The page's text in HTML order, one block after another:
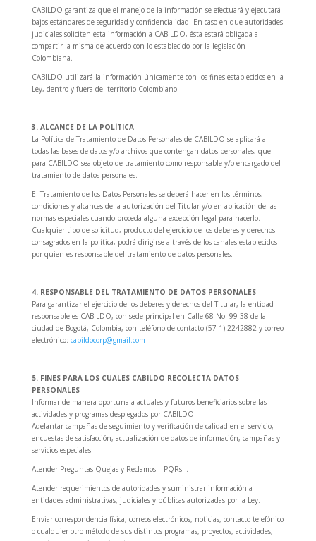
CABILDO garantiza que el manejo de la información se efectuará y ejecutará
bajos estándares de seguridad y confidencialidad. En caso en que autoridades
judiciales soliciten esta información a CABILDO, ésta estará obligada a
compartir la misma de acuerdo con lo establecido por la legislación
Colombiana.
CABILDO utilizará la información únicamente con los fines establecidos en la
Ley, dentro y fuera del territorio Colombiano.
3. ALCANCE DE LA POLÍTICA
La Política de Tratamiento de Datos Personales de CABILDO se aplicará a
todas las bases de datos y/o archivos que contengan datos personales, que
para CABILDO sea objeto de tratamiento como responsable y/o encargado del
tratamiento de datos personales.
El Tratamiento de los Datos Personales se deberá hacer en los términos,
condiciones y alcances de la autorización del Titular y/o en aplicación de las
normas especiales cuando proceda alguna excepción legal para hacerlo.
Cualquier tipo de solicitud, producto del ejercicio de los deberes y derechos
consagrados en la política, podrá dirigirse a través de los canales establecidos
por quien es responsable del tratamiento de datos personales.
4. RESPONSABLE DEL TRATAMIENTO DE DATOS PERSONALES
Para garantizar el ejercicio de los deberes y derechos del Titular, la entidad
responsable es CABILDO, con sede principal en Calle 68 No. 99-38 de la
ciudad de Bogotá, Colombia, con teléfono de contacto (57-1) 2242882 y correo
electrónico: cabildocorp@gmail.com
5. FINES PARA LOS CUALES CABILDO RECOLECTA DATOS
PERSONALES
Informar de manera oportuna a actuales y futuros beneficiarios sobre las
actividades y programas desplegados por CABILDO.
Adelantar campañas de seguimiento y verificación de calidad en el servicio,
encuestas de satisfacción, actualización de datos de información, campañas y
servicios especiales.
Atender Preguntas Quejas y Reclamos – PQRs -.
Atender requerimientos de autoridades y suministrar información a
entidades administrativas, judiciales y públicas autorizadas por la Ley.
Enviar correspondencia física, correos electrónicos, noticias, contacto telefónico
o cualquier otro método de sus distintos programas, proyectos, actividades,